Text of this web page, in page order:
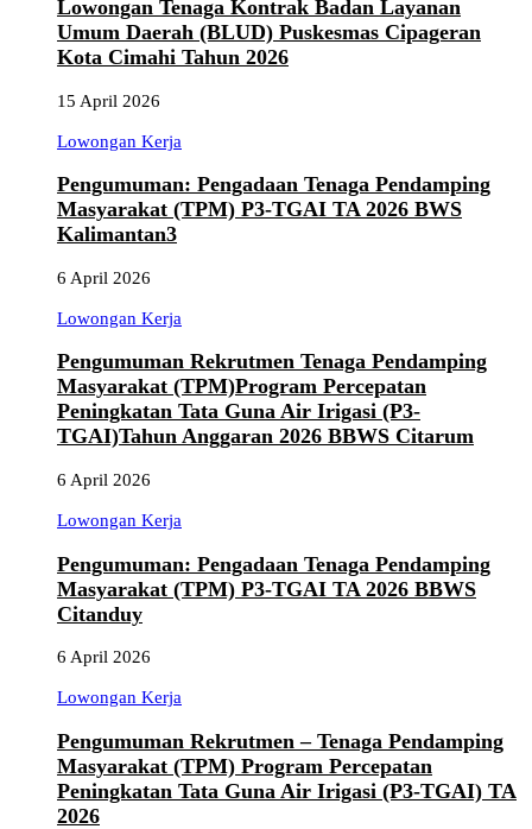
Lowongan Tenaga Kontrak Badan Layanan
Umum Daerah (BLUD) Puskesmas Cipageran
Kota Cimahi Tahun 2026
15 April 2026
Lowongan Kerja
Pengumuman: Pengadaan Tenaga Pendamping
Masyarakat (TPM) P3-TGAI TA 2026 BWS
Kalimantan3
6 April 2026
Lowongan Kerja
Pengumuman Rekrutmen Tenaga Pendamping
Masyarakat (TPM)Program Percepatan
Peningkatan Tata Guna Air Irigasi (P3-
TGAI)Tahun Anggaran 2026 BBWS Citarum
6 April 2026
Lowongan Kerja
Pengumuman: Pengadaan Tenaga Pendamping
Masyarakat (TPM) P3-TGAI TA 2026 BBWS
Citanduy
6 April 2026
Lowongan Kerja
Pengumuman Rekrutmen – Tenaga Pendamping
Masyarakat (TPM) Program Percepatan
Peningkatan Tata Guna Air Irigasi (P3-TGAI) TA
2026